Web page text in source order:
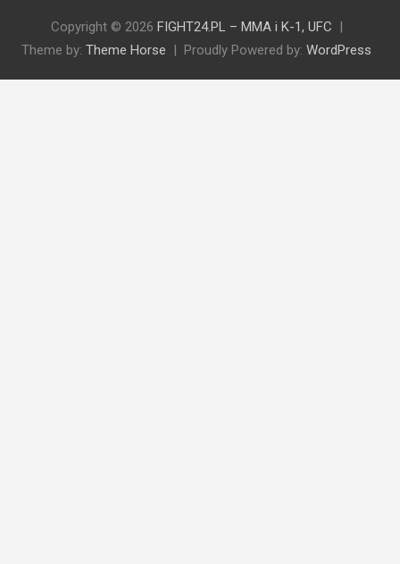
Copyright © 2026 FIGHT24.PL – MMA i K-1, UFC
Theme by: Theme Horse Proudly Powered by: WordPress